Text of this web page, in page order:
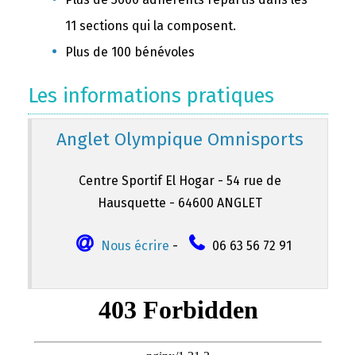
11 sections qui la composent.
Plus de 100 bénévoles
Les informations pratiques
Anglet Olympique Omnisports
Centre Sportif El Hogar - 54 rue de
Hausquette - 64600 ANGLET
Nous écrire - 06 63 56 72 91